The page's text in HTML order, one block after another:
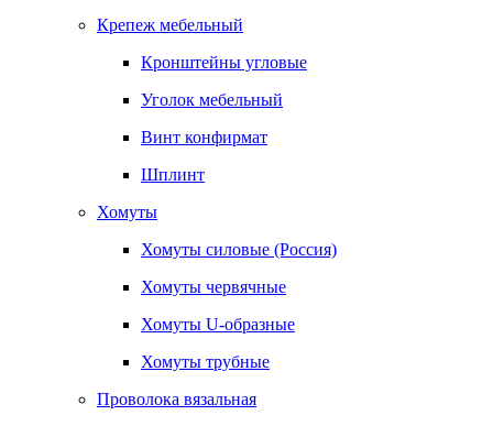
Крепеж мебельный
Кронштейны угловые
Уголок мебельный
Винт конфирмат
Шплинт
Хомуты
Хомуты силовые (Россия)
Хомуты червячные
Хомуты U-образные
Хомуты трубные
Проволока вязальная